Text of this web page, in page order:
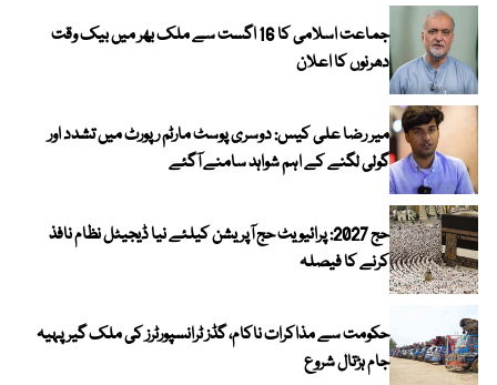
جماعت اسلامی کا 16 اگست سے ملک بھر میں بیک وقت
دھرنوں کا اعلان
میر رضا علی کیس: دوسری پوسٹ مارٹم رپورٹ میں تشدد اور
گولی لگنے کے اہم شواہد سامنے آگئے
حج 2027: پرائیویٹ حج آپریشن کیلئے نیا ڈیجیٹل نظام نافذ
کرنے کا فیصلہ
حکومت سے مذاکرات ناکام، گڈز ٹرانسپورٹرز کی ملک گیر پہیہ
جام ہڑتال شروع